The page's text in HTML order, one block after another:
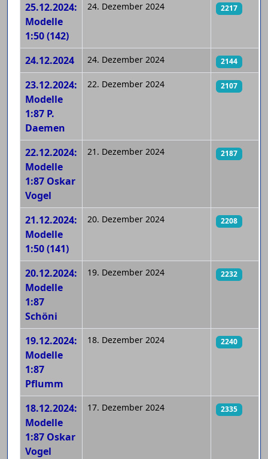
25.12.2024:
Modelle
1:50 (142)
24. Dezember 2024 2217
24.12.2024 24. Dezember 2024 2144
23.12.2024:
Modelle
1:87 P.
Daemen
22. Dezember 2024 2107
22.12.2024:
Modelle
1:87 Oskar
Vogel
21. Dezember 2024 2187
21.12.2024:
Modelle
1:50 (141)
20. Dezember 2024 2208
20.12.2024:
Modelle
1:87
Schöni
19. Dezember 2024 2232
19.12.2024:
Modelle
1:87
Pflumm
18. Dezember 2024 2240
18.12.2024:
Modelle
1:87 Oskar
Vogel
17. Dezember 2024 2335